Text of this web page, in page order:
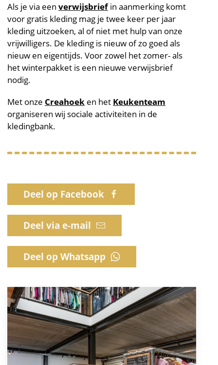
Als je via een verwijsbriefin aanmerking komt
voor gratis kleding mag je twee keer per jaar
kleding uitzoeken, al of niet met hulp van onze
vrijwilligers. De kleding is nieuw of zo goed als
nieuw en eigentijds. Voor zowel het zomer- als
het winterpakket is een nieuwe verwijsbrief
nodig.
Met onze Creahoek en het Keukenteam
organiseren wij sociale activiteiten in de
kledingbank.
Deel op Facebook
Deel via e-mail
Deel op Whatsapp